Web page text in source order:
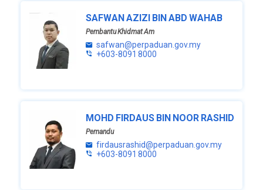
SAFWAN AZIZI BIN ABD WAHAB
Pembantu Khidmat Am
safwan@perpaduan.gov.my
+603-8091 8000
MOHD FIRDAUS BIN NOOR RASHID
Pemandu
firdausrashid@perpaduan.gov.my
+603-8091 8000